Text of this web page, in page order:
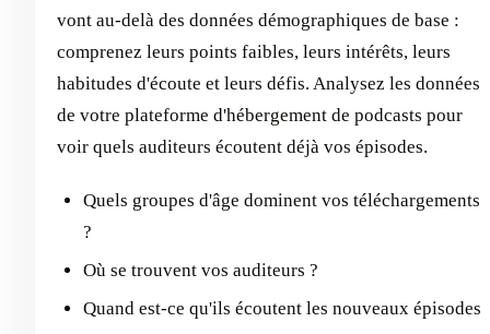
vont au-delà des données démographiques de base :
comprenez leurs points faibles, leurs intérêts, leurs
habitudes d'écoute et leurs défis. Analysez les données
de votre plateforme d'hébergement de podcasts pour
voir quels auditeurs écoutent déjà vos épisodes.
Quels groupes d'âge dominent vos téléchargements
?
Où se trouvent vos auditeurs ?
Quand est-ce qu'ils écoutent les nouveaux épisodes